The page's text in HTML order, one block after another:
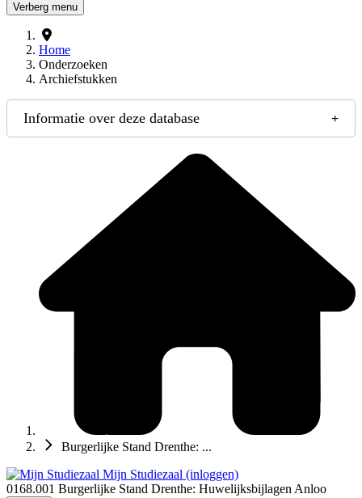
Verberg menu
Home
Onderzoeken
Archiefstukken
Informatie over deze database
Burgerlijke Stand Drenthe: ...
Mijn Studiezaal (inloggen)
0168.001 Burgerlijke Stand Drenthe: Huwelijksbijlagen Anloo